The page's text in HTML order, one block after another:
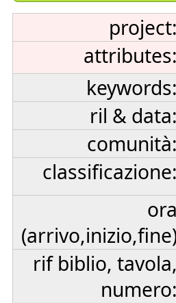
project:
attributes:
keywords:
ril & data:
comunità:
classificazione:
ora
rif biblio, tavola,
numero: